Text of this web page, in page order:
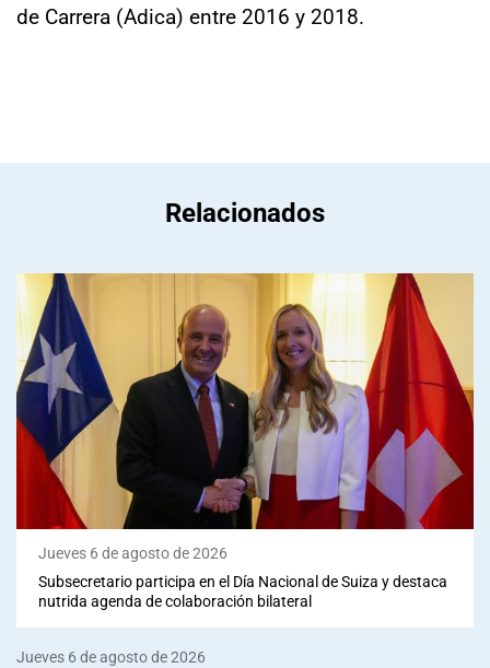
de Carrera (Adica) entre 2016 y 2018.
Relacionados
Jueves 6 de agosto de 2026
Subsecretario participa en el Día Nacional de Suiza y destaca
nutrida agenda de colaboración bilateral
Jueves 6 de agosto de 2026